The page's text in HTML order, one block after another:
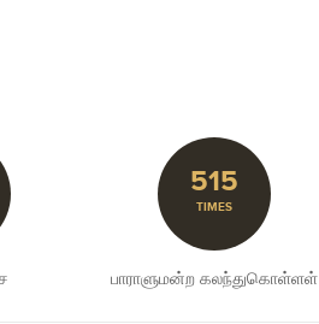
515
TIMES
பாராளுமன்ற கலந்துகொள்ளள்